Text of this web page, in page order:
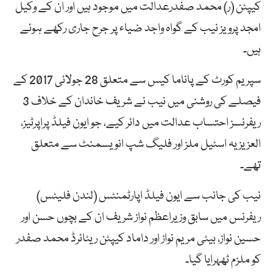
کیپٹن (ر) محمد صفدرعدالت میں موجود ہیں اور ان کے وکیل
امجد پرویز نیب کے گواہ واجد ضیاء پر جرح جاری رکھے ہوئے
ہیں۔
سپریم کورٹ کے پاناما کیس سے متعلق 28 جولائی 2017 کے
فیصلے کی روشنی میں نیب نے شریف خاندان کے خلاف 3
ریفرنسز احتساب عدالت میں دائر کیے، جو ایون فیلڈ پراپرٹیز،
العزیزیہ اسٹیل ملز اور فلیگ شپ انویسمنٹ سے متعلق
تھے۔
نیب کی جانب سے ایون فیلڈ اپارٹمنٹس (لندن فلیٹس)
ریفرنس میں سابق وزیراعظم نواز شریف ان کے بچوں حسن اور
حسین نواز، بیٹی مریم نواز اور داماد کیپٹن ریٹائرڈ محمد صفدر
کو ملزم ٹھہرایا گیا۔